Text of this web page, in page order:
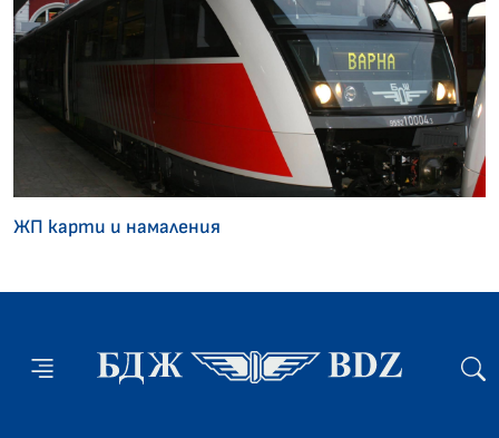
ЖП карти и намаления